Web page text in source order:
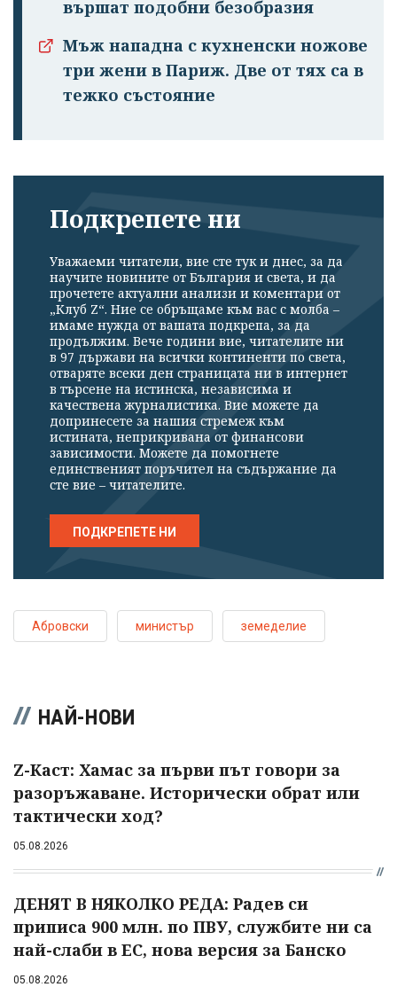
Успешно
излязохте от
профила си!
вършат подобни безобразия
Мъж нападна с кухненски ножове
три жени в Париж. Две от тях са в
тежко състояние
Подкрепете ни
Уважаеми читатели, вие сте тук и днес, за да
научите новините от България и света, и да
прочетете актуални анализи и коментари от
„Клуб Z“. Ние се обръщаме към вас с молба –
имаме нужда от вашата подкрепа, за да
продължим. Вече години вие, читателите ни
в 97 държави на всички континенти по света,
отваряте всеки ден страницата ни в интернет
в търсене на истинска, независима и
качествена журналистика. Вие можете да
допринесете за нашия стремеж към
истината, неприкривана от финансови
зависимости. Можете да помогнете
единственият поръчител на съдържание да
сте вие – читателите.
ПОДКРЕПЕТЕ НИ
Абровски министър земеделие
НАЙ-НОВИ
Z-Каст: Хамас за първи път говори за
разоръжаване. Исторически обрат или
тактически ход?
05.08.2026
ДЕНЯТ В НЯКОЛКО РЕДА: Радев си
приписа 900 млн. по ПВУ, службите ни са
най-слаби в ЕС, нова версия за Банско
05.08.2026